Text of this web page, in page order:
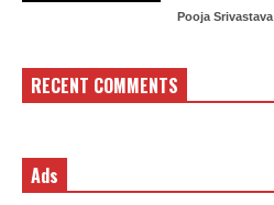
Pooja Srivastava
RECENT COMMENTS
Ads